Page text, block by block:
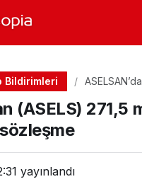
Bildirimleri
yeni
(ASELS) 271,5
yayınlandı